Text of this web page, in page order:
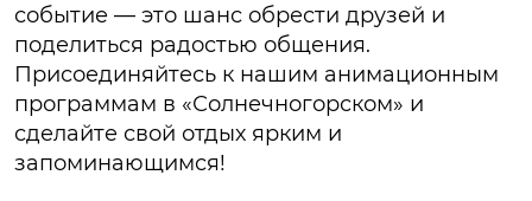
событие — это шанс обрести друзей и
поделиться радостью общения.
Присоединяйтесь к нашим анимационным
программам в «Солнечногорском» и
сделайте свой отдых ярким и
запоминающимся!